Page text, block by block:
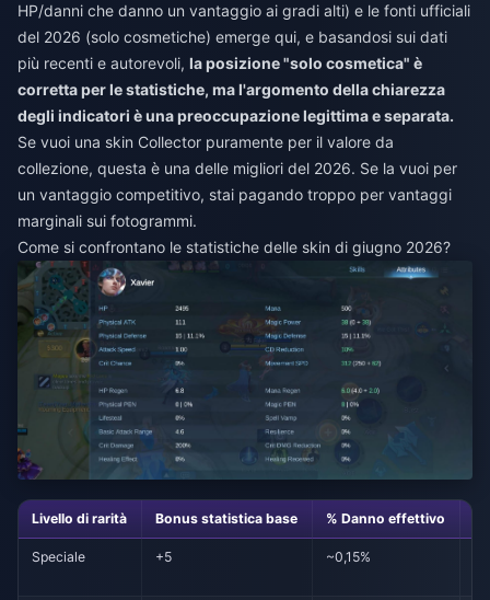
HP/danni che danno un vantaggio ai gradi alti) e le fonti ufficiali
del 2026 (solo cosmetiche) emerge qui, e basandosi sui dati
più recenti e autorevoli, la posizione "solo cosmetica" è
corretta per le statistiche, ma l'argomento della chiarezza
degli indicatori è una preoccupazione legittima e separata.
Se vuoi una skin Collector puramente per il valore da
collezione, questa è una delle migliori del 2026. Se la vuoi per
un vantaggio competitivo, stai pagando troppo per vantaggi
marginali sui fotogrammi.
Come si confrontano le statistiche delle skin di giugno 2026?
Livello di rarità Bonus statistica base % Danno effettivo
Speciale +5 ~0,15%